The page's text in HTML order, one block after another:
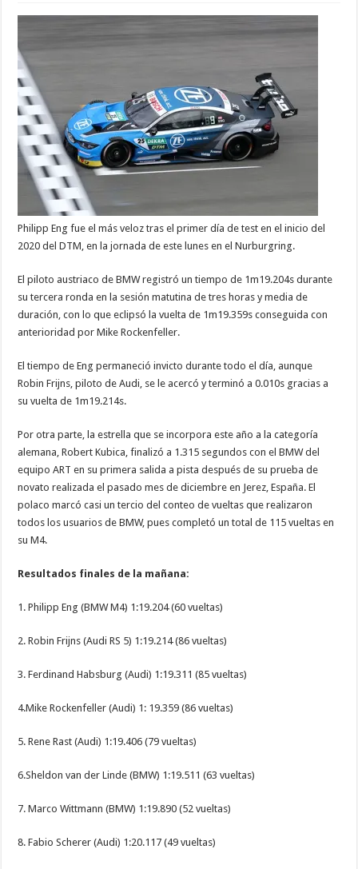
Philipp Eng fue el más veloz tras el primer día de test en el inicio del
2020 del DTM, en la jornada de este lunes en el Nurburgring.
El piloto austriaco de BMW registró un tiempo de 1m19.204s durante
su tercera ronda en la sesión matutina de tres horas y media de
duración, con lo que eclipsó la vuelta de 1m19.359s conseguida con
anterioridad por Mike Rockenfeller.
El tiempo de Eng permaneció invicto durante todo el día, aunque
Robin Frijns, piloto de Audi, se le acercó y terminó a 0.010s gracias a
su vuelta de 1m19.214s.
Por otra parte, la estrella que se incorpora este año a la categoría
alemana, Robert Kubica, finalizó a 1.315 segundos con el BMW del
equipo ART en su primera salida a pista después de su prueba de
novato realizada el pasado mes de diciembre en Jerez, España. El
polaco marcó casi un tercio del conteo de vueltas que realizaron
todos los usuarios de BMW, pues completó un total de 115 vueltas en
su M4.
Resultados finales de la mañana:
1. Philipp Eng (BMW M4) 1:19.204 (60 vueltas)
2. Robin Frijns (Audi RS 5) 1:19.214 (86 vueltas)
3. Ferdinand Habsburg (Audi) 1:19.311 (85 vueltas)
4.Mike Rockenfeller (Audi) 1: 19.359 (86 vueltas)
5. Rene Rast (Audi) 1:19.406 (79 vueltas)
6.Sheldon van der Linde (BMW) 1:19.511 (63 vueltas)
7. Marco Wittmann (BMW) 1:19.890 (52 vueltas)
8. Fabio Scherer (Audi) 1:20.117 (49 vueltas)